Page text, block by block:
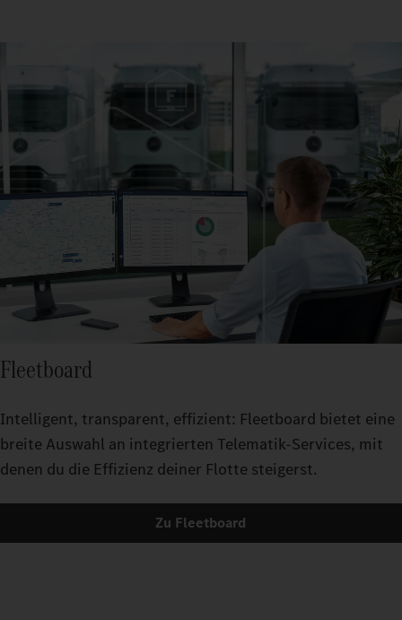
Fleetboard
Intelligent, transparent, effizient: Fleetboard bietet eine
breite Auswahl an integrierten Telematik-Services, mit
denen du die Effizienz deiner Flotte steigerst.
Zu Fleetboard